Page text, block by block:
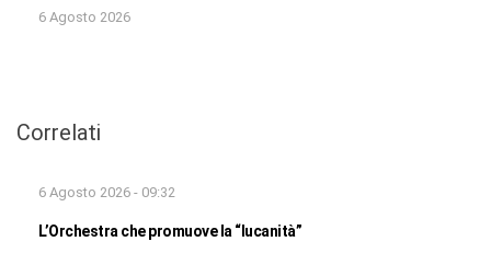
6 Agosto 2026
Correlati
6 Agosto 2026 - 09:32
L’Orchestra che promuove la “lucanità”